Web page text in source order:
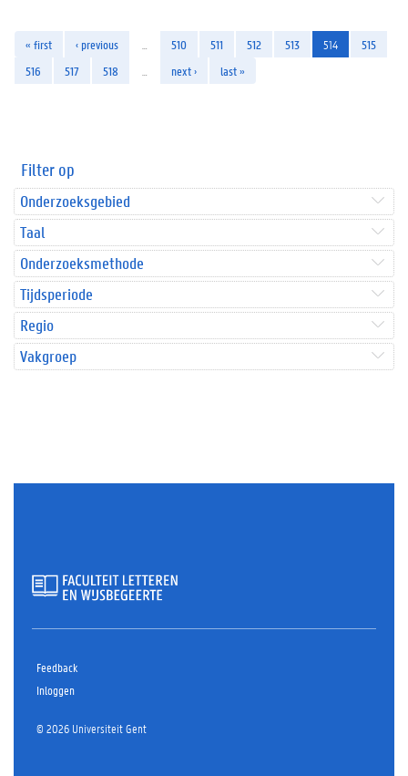
« first ‹ previous 510 511 512 513 514
515
516
517 518 next › last »
Filter op
Onderzoeksgebied
Taal
Onderzoeksmethode
Tijdsperiode
Regio
Vakgroep
Feedback
Inloggen
© 2026 Universiteit Gent